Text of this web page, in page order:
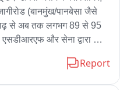
निर्माण शुरू होने के साथ ही
का संकट खड़ा हो गया था।
(ROB) की मांग कर रहे हैं।
को देखते हुए रेलवे अधिकारियों,
(बानमुंख/पानबेसा जैसे
से अब तक लगभग 89 से 95
और सेना द्वारा
है
Report